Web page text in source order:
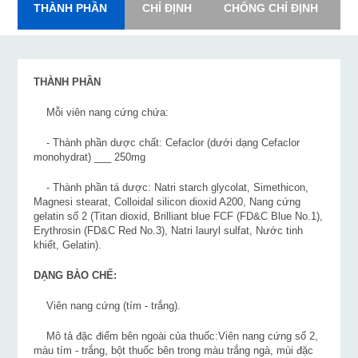
THÀNH PHẦN CHỈ ĐỊNH CHỐNG CHỈ ĐỊNH
THÀNH PHẦN
Mỗi viên nang cứng chứa:
- Thành phần dược chất: Cefaclor (dưới dạng Cefaclor
monohydrat) ___ 250mg
- Thành phần tá dược: Natri starch glycolat, Simethicon,
Magnesi stearat, Colloidal silicon dioxid A200, Nang cứng
gelatin số 2 (Titan dioxid, Brilliant blue FCF (FD&C Blue No.1),
Erythrosin (FD&C Red No.3), Natri lauryl sulfat, Nước tinh
khiết, Gelatin).
DẠNG BÀO CHẾ:
Viên nang cứng (tím - trắng).
Mô tả đặc điểm bên ngoài của thuốc:Viên nang cứng số 2,
màu tím - trắng, bột thuốc bên trong màu trắng ngà, mùi đặc